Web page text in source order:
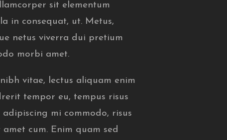
sit elementum
in consequat, ut. Metus,
netus viverra dui pretium
morbi amet.
vitae, lectus aliquam enim
tempor eu, tempus risus
adipiscing mi commodo, risus
cum. Enim quam sed